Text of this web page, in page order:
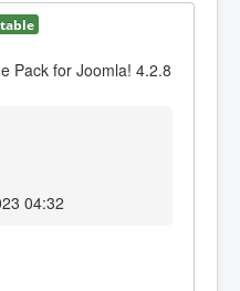
Pack for Joomla! 4.2.8
04:32